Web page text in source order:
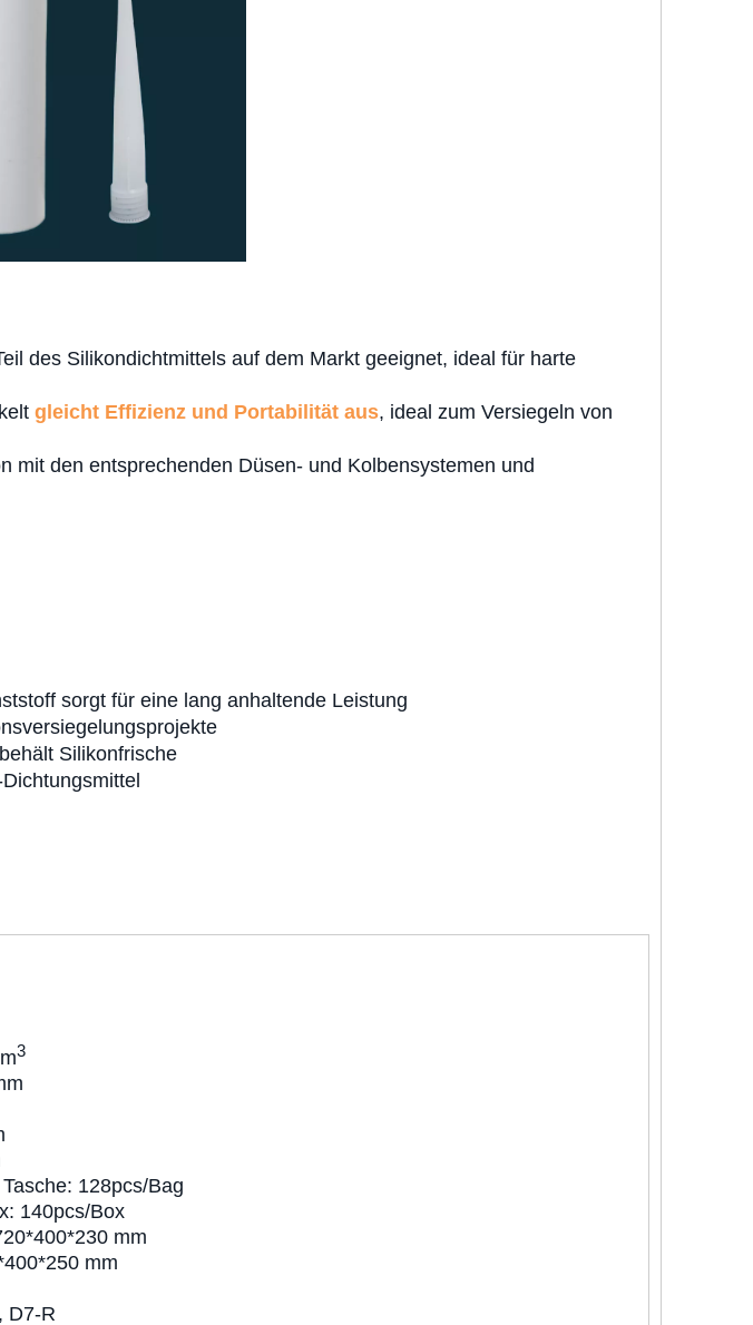
des Silikondichtmittels auf dem Markt geeignet, ideal für harte
gleicht Effizienz und Portabilität aus, ideal zum Versiegeln von
mit den entsprechenden Düsen- und Kolbensystemen und
sorgt für eine lang anhaltende Leistung
Silikonfrische
3
128pcs/Bag
140pcs/Box
mm
mm
D7-R